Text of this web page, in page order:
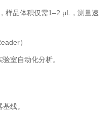
样品体积仅需1–2 μL，测量速
）
室自动化分析。
线。